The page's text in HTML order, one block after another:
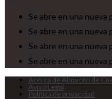
Se abre en una nueva
Se abre en una nueva
Se abre en una nueva
Se abre en una nueva
Acerca de Almacén de
Aviso Legal
Política de privacidad